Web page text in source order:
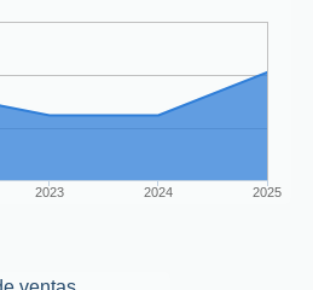
2023 2024 2025